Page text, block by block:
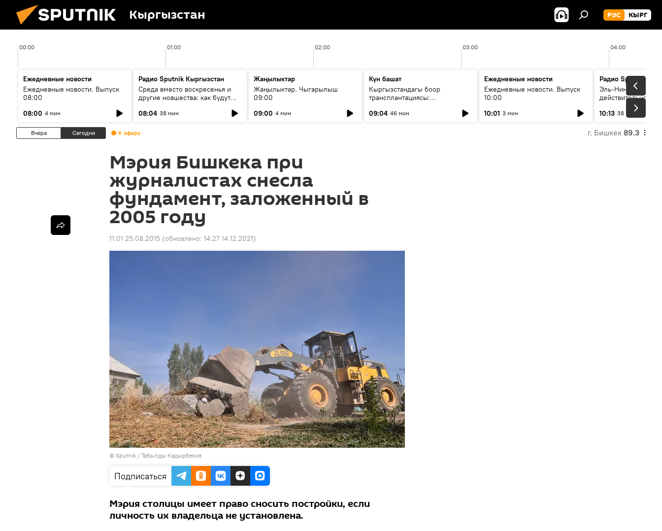
Кыргызстан РУС КЫРГ
00:00 01:00 02:00 03:00 04:00
Ежедневные новости
Ежедневные новости. Выпуск
08:00
08:00 4 мин
Радио Sputnik Кыргызстан
Среда вместо воскресенья и
другие новшества: как будут
08:04 38 мин
Жаңылыктар
Жаңылыктар. Чыгарылыш
09:00
09:00 4 мин
Күн башат
Кыргызстандагы боор
трансплантациясы:
келечеги
09:04 46 мин
Ежедневные новости
Ежедневные новости. Выпуск
10:00
10:01 3 мин
Радио Sputnik
Эль-Ниньо, жара и
действительно
погоду в
10:13 38 мин
Вчера Сегодня К эфиру г. Бишкек 89.3
Мэрия Бишкека при
журналистах снесла
фундамент, заложенный в
2005 году
11:01 25.08.2015 (обновлено: 14:27 14.12.2021)
© Sputnik / Табылды Кадырбеков
Подписаться
Мэрия столицы имеет право сносить постройки, если
личность их владельца не установлена.